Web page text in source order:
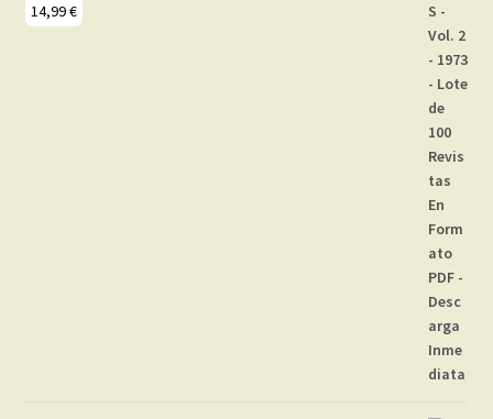
14,99€